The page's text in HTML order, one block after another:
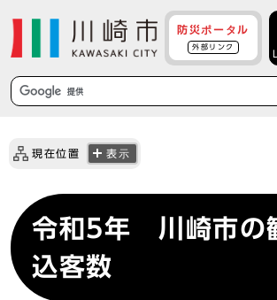
防災ポータル
外部リンク
現在位置 表示
令和5年 川崎市の
込客数